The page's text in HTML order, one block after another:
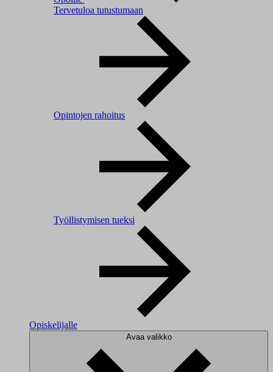
Tervetuloa tutustumaan
Opintojen rahoitus
Työllistymisen tueksi
Opiskelijalle
Avaa valikko